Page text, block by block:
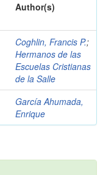
Author(s)
Coghlin, Francis P.;
Hermanos de las
Escuelas Cristianas
de la Salle
García Ahumada,
Enrique